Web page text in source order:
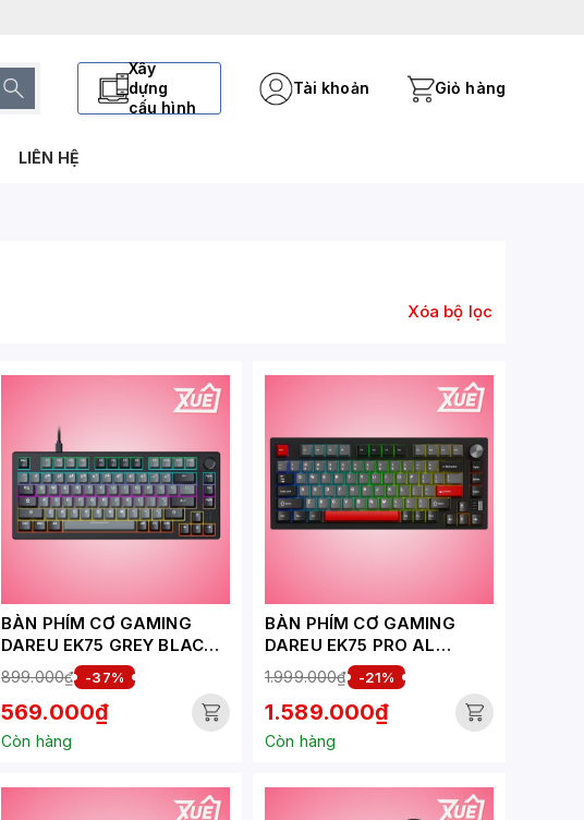
Xây
dựng
cấu hình
Tài khoản Giỏ hàng
LIÊN HỆ
Xóa bộ lọc
BÀN PHÍM CƠ GAMING
DAREU EK75 GREY BLACK
(DAREU DREAM SWITCH)
899.000₫ -37%
569.000₫
Còn hàng
BÀN PHÍM CƠ GAMING
DAREU EK75 PRO AL
BLACK RED_CLOUD
SWITCH
1.999.000₫ -21%
1.589.000₫
Còn hàng